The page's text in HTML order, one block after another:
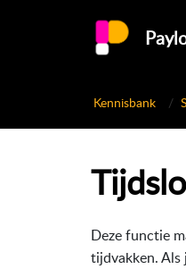
Kennisbank
Deze functie
tijdvakken.